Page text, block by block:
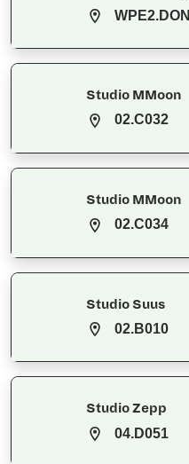
WPE2.DON
Studio MMoon
02.C032
Studio MMoon
02.C034
Studio Suus
02.B010
Studio Zepp
04.D051